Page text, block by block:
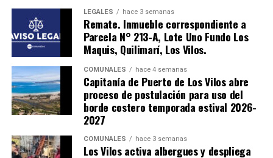
LEGALES hace 3 semanas
Remate. Inmueble correspondiente a
Parcela N° 213-A, Lote Uno Fundo Los
Maquis, Quilimarí, Los Vilos.
COMUNALES hace 4 semanas
Capitanía de Puerto de Los Vilos abre
proceso de postulación para uso del
borde costero temporada estival 2026-
2027
COMUNALES hace 3 semanas
Los Vilos activa albergues y despliega